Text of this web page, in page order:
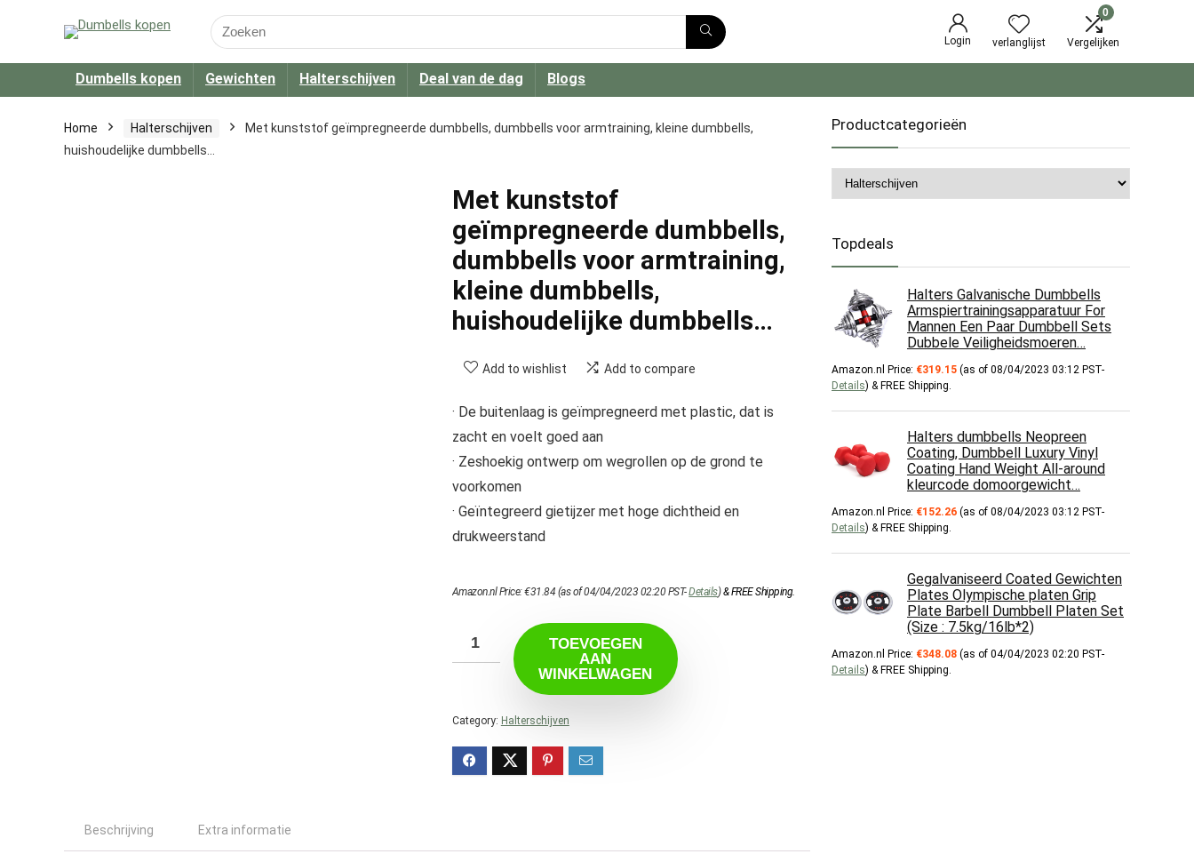
Search
for:
Login verlanglijst
0
Vergelijken
Dumbells kopen Gewichten Halterschijven Deal van de dag Blogs
Home Halterschijven
Met kunststof geïmpregneerde dumbbells, dumbbells voor armtraining, kleine dumbbells,
huishoudelijke dumbbells…
Met kunststof
geïmpregneerde dumbbells,
dumbbells voor armtraining,
kleine dumbbells,
huishoudelijke dumbbells…
Add to wishlist Add to compare
· De buitenlaag is geïmpregneerd met plastic, dat is
zacht en voelt goed aan
· Zeshoekig ontwerp om wegrollen op de grond te
voorkomen
· Geïntegreerd gietijzer met hoge dichtheid en
drukweerstand
Amazon.nl Price:€31.84 (as of 04/04/2023 02:20 PST-Details)&FREE Shipping.
TOEVOEGEN
AAN
WINKELWAGEN
Category: Halterschijven
Beschrijving Extra informatie
Productcategorieën
Topdeals
Halters Galvanische Dumbbells
Armspiertrainingsapparatuur For
Mannen Een Paar Dumbbell Sets
Dubbele Veiligheidsmoeren…
Amazon.nl Price: €319.15 (as of 08/04/2023 03:12 PST-
Details) & FREE Shipping.
Halters dumbbells Neopreen
Coating, Dumbbell Luxury Vinyl
Coating Hand Weight All-around
kleurcode domoorgewicht…
Amazon.nl Price: €152.26 (as of 08/04/2023 03:12 PST-
Details) & FREE Shipping.
Gegalvaniseerd Coated Gewichten
Plates Olympische platen Grip
Plate Barbell Dumbbell Platen Set
(Size : 7.5kg/16lb*2)
Amazon.nl Price: €348.08 (as of 04/04/2023 02:20 PST-
Details) & FREE Shipping.